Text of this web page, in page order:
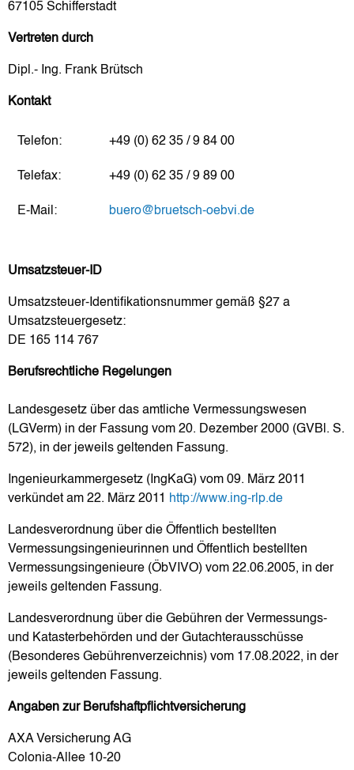
67105 Schifferstadt
Vertreten durch
Dipl.- Ing. Frank Brütsch
Kontakt
Telefon: +49 (0) 62 35 / 9 84 00
Telefax: +49 (0) 62 35 / 9 89 00
E-Mail: buero@bruetsch-oebvi.de
Umsatzsteuer-ID
Umsatzsteuer-Identifikationsnummer gemäß §27 a
Umsatzsteuergesetz:
DE 165 114 767
Berufsrechtliche Regelungen
Landesgesetz über das amtliche Vermessungswesen
(LGVerm) in der Fassung vom 20. Dezember 2000 (GVBl. S.
572), in der jeweils geltenden Fassung.
Ingenieurkammergesetz (IngKaG) vom 09. März 2011
verkündet am 22. März 2011 http://www.ing-rlp.de
Landesverordnung über die Öffentlich bestellten
Vermessungsingenieurinnen und Öffentlich bestellten
Vermessungsingenieure (ÖbVIVO) vom 22.06.2005, in der
jeweils geltenden Fassung.
Landesverordnung über die Gebühren der Vermessungs-
und Katasterbehörden und der Gutachterausschüsse
(Besonderes Gebührenverzeichnis) vom 17.08.2022, in der
jeweils geltenden Fassung.
Angaben zur Berufs­haftpflicht­versicherung
AXA Versicherung AG
Colonia-Allee 10-20